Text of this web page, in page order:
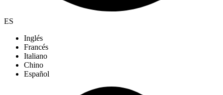
ES
Inglés
Francés
Italiano
Chino
Español